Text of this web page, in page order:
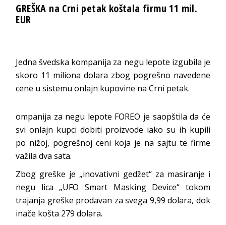
GREŠKA na Crni petak koštala firmu 11 mil.
EUR
Jedna švedska kompanija za negu lepote izgubila je
skoro 11 miliona dolara zbog pogrešno navedene
cene u sistemu onlajn kupovine na Crni petak.
ompanija za negu lepote FOREO je saopštila da će
svi onlajn kupci dobiti proizvode iako su ih kupili
po nižoj, pogrešnoj ceni koja je na sajtu te firme
važila dva sata.
Zbog greške je „inovativni gedžet“ za masiranje i
negu lica „UFO Smart Masking Device“ tokom
trajanja greške prodavan za svega 9,99 dolara, dok
inače košta 279 dolara.